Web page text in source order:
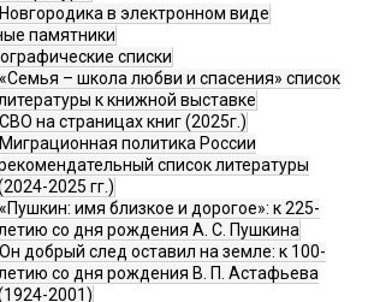
Новгородика в электронном виде
памятники
списки
«Семья – школа любви и спасения» список
к книжной выставке
СВО на страницах книг (2025г.)
Миграционная политика России
список литературы
2025 гг.)
«Пушкин: имя близкое и дорогое»: к 225-
со дня рождения А. С. Пушкина
Он добрый след оставил на земле: к 100-
со дня рождения В. П. Астафьева
2001)